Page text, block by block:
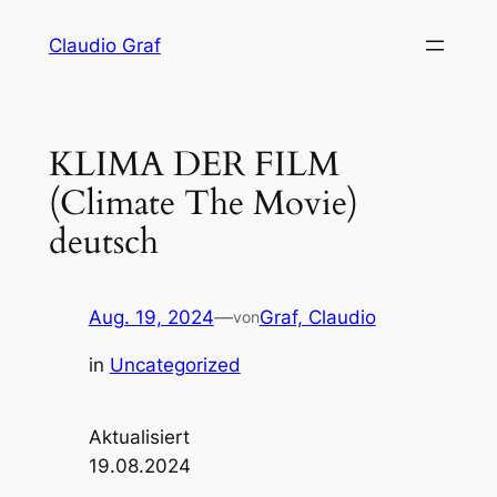
InhaltClaudio Graf
KLIMA DER FILM
(Climate The Movie)
deutsch
Aug. 19, 2024—vonGraf, Claudio
in Uncategorized
Aktualisiert
19.08.2024